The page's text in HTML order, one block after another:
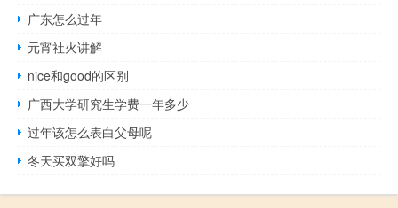
广东怎么过年
元宵社火讲解
nice和good的区别
广西大学研究生学费一年多少
过年该怎么表白父母呢
冬天买双擎好吗